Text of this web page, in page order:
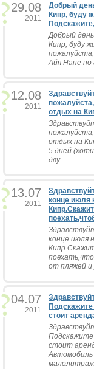
29.08
2011
Добрый
Кипр, буду
Добрый
Кипр, буду
Айя Напе по
12.08
2011
отдых на
отдых на
5 дней
дву...
13.07
2011
конце июля
конце июля
от пляжей и
04.07
2011
стоит
Подскажите
стоит